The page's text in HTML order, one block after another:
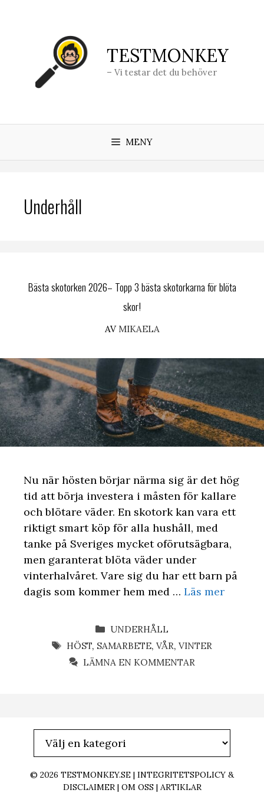
TESTMONKEY
– Vi testar det du behöver
MENY
Underhåll
Bästa skotorken 2026– Topp 3 bästa skotorkarna för blöta
skor!
AV MIKAELA
Nu när hösten börjar närma sig är det hög
tid att börja investera i måsten för kallare
och blötare väder. En skotork kan vara ett
riktigt smart köp för alla hushåll, med
tanke på Sveriges mycket oförutsägbara,
men garanterat blöta väder under
vinterhalvåret. Vare sig du har ett barn på
dagis som kommer hem med … Läs mer
KATEGORIER
UNDERHÅLL
ETIKETTER
HÖST, SAMARBETE, VÅR, VINTER
LÄMNA EN KOMMENTAR
© 2026 TESTMONKEY.SE | INTEGRITETSPOLICY &
DISCLAIMER| OM OSS| ARTIKLAR